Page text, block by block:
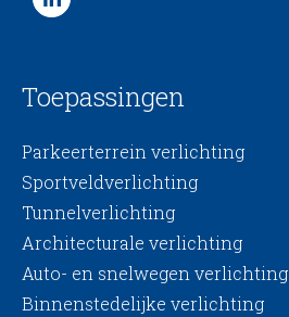
Toepassingen
Parkeerterrein verlichting
Sportveldverlichting
Tunnelverlichting
Architecturale verlichting
Auto- en snelwegen verlichting
Binnenstedelijke verlichting